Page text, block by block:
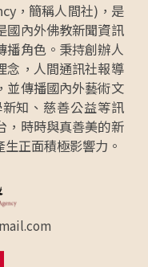
，簡稱人間社)，是
國內外佛教新聞資訊
播角色。秉持創辦人
念，人間通訊社報導
並傳播國內外藝術文
知、慈善公益等訊
，時時與真善美的新
正面積極影響力。